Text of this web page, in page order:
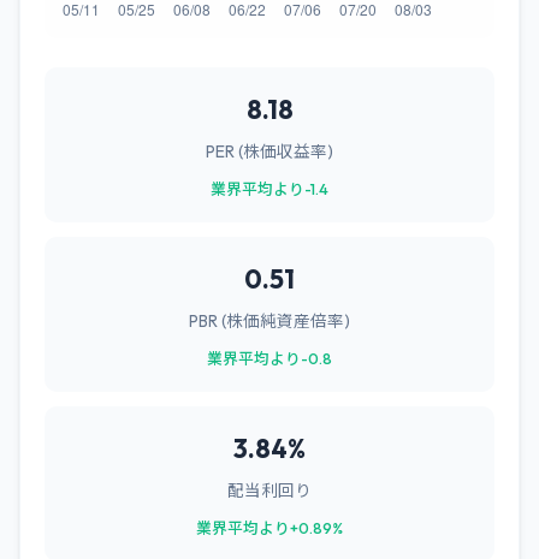
8.18
PER (株価収益率)
業界平均より-1.4
0.51
PBR (株価純資産倍率)
業界平均より-0.8
3.84%
配当利回り
業界平均より+0.89%